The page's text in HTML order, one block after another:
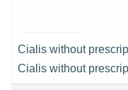
Cialis without
Cialis without